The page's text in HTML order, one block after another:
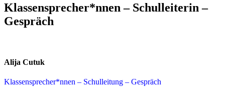
Klassensprecher*nnen – Schulleiterin –
Gespräch
Alija Cutuk
Klassensprecher*nnen – Schulleitung – Gespräch